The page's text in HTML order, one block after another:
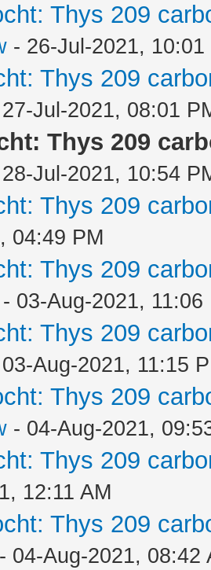
Thys 209
- 26-Jul-2021, 10:01
Thys 209
Jul-2021, 08:01
Thys 209
Jul-2021, 10:54
Thys 209
04:49 PM
Thys 209
- 03-Aug-2021, 11:06
Thys 209
Aug-2021, 11:15
Thys 209
- 04-Aug-2021,
Thys 209
12:11 AM
Thys 209
- 04-Aug-2021, 08:42